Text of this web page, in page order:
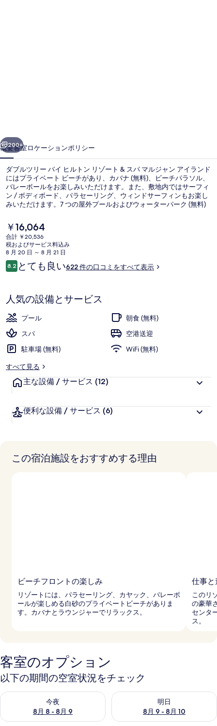
イ
ヒ
ル
ト
ン
リ
ゾ
ー
ト
ス
パ
マ
ル
ジ
次へ
200+
概要客室ロケーションポリシー
ダブルツリー バイ ヒルトン リゾート & スパ マルジャン アイランド
にはプライベート ビーチがあり、カバナ (無料)、ビーチパラソル、
バレーボールをお楽しみいただけます。また、敷地内ではサーフィ
ン / ボディボード、パラセーリング、ウィンドサーフィンもお楽し
みいただけます。7 つの屋外プールおよびウォーターパーク (無料)
サージ、リフレクソロジー、およびマニキュア / ペディキュアもお
楽しみいただけます。館内には 14 か所のレストランがあり、2 か所
のプールサイドバーでは冷たいお飲み物をお楽しみいただけます。
その他の設備として、この高級リゾートには 2 か所のバー / ラウン
ジ、屋内プール、およびナイトクラブが備わっています。
現
在
の
料
金
は
す
￥16,064
合計 ￥20,536
税およびサービス料込み
8 月 20 日 ～ 8 月 21 日
口
コ
8.210段階中8.2
とても良い622 件の口コミをすべて表示
人気の設備とサービス
プール
朝食 (無料)
スパ
空港送迎
駐車場 (無料)
WiFi (無料)
すべて見る
主な設備 / サービス (12)
便利な設備 / サービス (6)
この宿泊施設をおすすめする理由
ビーチフロントの楽しみ
リゾートには、パラセーリング、カヤック、バレーボ
ールが楽しめる白砂のプライベートビーチがありま
す。カバナとラウンジャーでリラックス。
仕事と
このリ
の豪華
センタ
ス。
客室のオプション
以下の期間の空室状況をチェック
今夜
8月 8 - 8月 9
今夜 8月 8 - 8月 9 の空室状況をチェック
明日
8月 9 - 8月 10
明日 8月 9 - 8月 10 の空室状